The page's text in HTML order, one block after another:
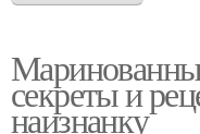
секреты и
наизнанку